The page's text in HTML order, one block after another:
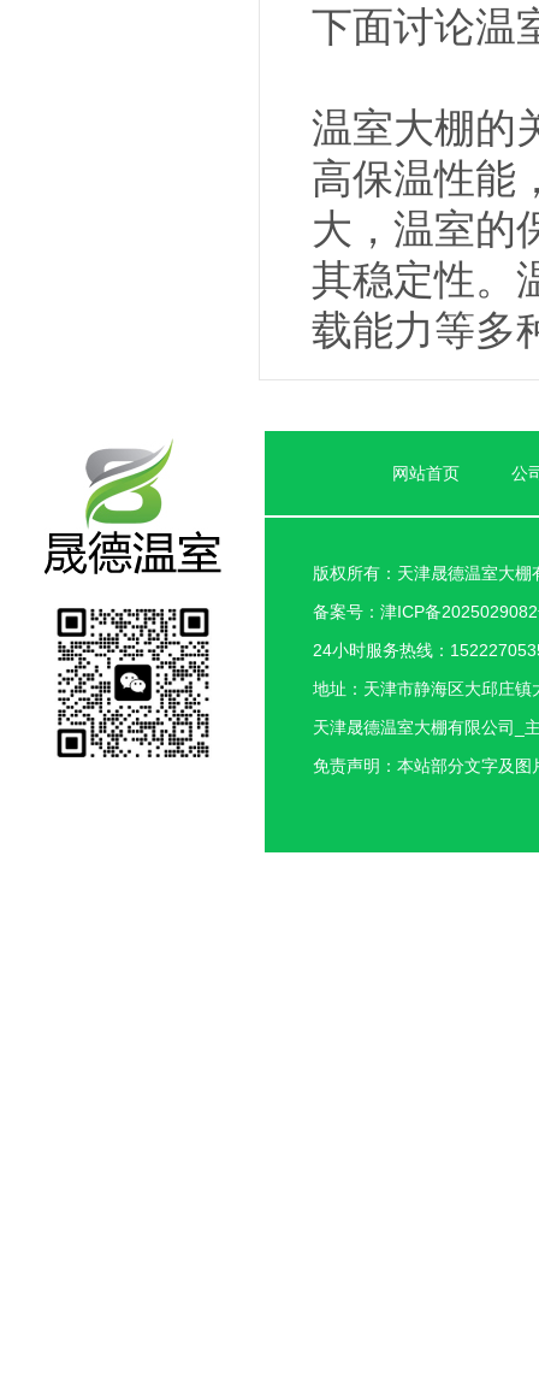
下面讨论温
温室大棚的
高保温性能
大，温室的
其稳定性。
载能力等多
网站首页 公
版权所有：天津晟德温室大棚
备案号： 津ICP备
24小时服务热线：
地址：天津市静海区大邱庄镇
天津晟德温室大棚有限公司_
免责声明：本站部分文字及